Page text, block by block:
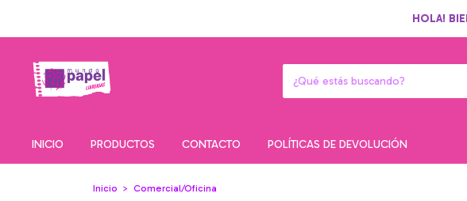
HOLA!
INICIO PRODUCTOS CONTACTO POLÍTICAS DE DEVOLUCIÓN
Inicio > Comercial/Oficina